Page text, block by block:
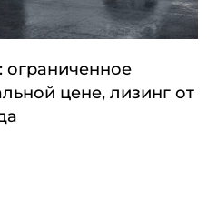
ограниченное
цене, лизинг от